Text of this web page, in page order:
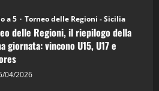
a 5 Torneo delle Regioni - Sicilia
delle Regioni, il riepilogo della
giornata: vincono U15, U17 e
04/2026